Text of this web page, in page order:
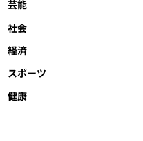
芸能
社会
経済
スポーツ
健康